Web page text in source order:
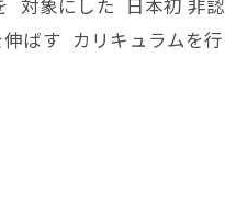
象にした 日本初 非
ばす カリキュラムを行